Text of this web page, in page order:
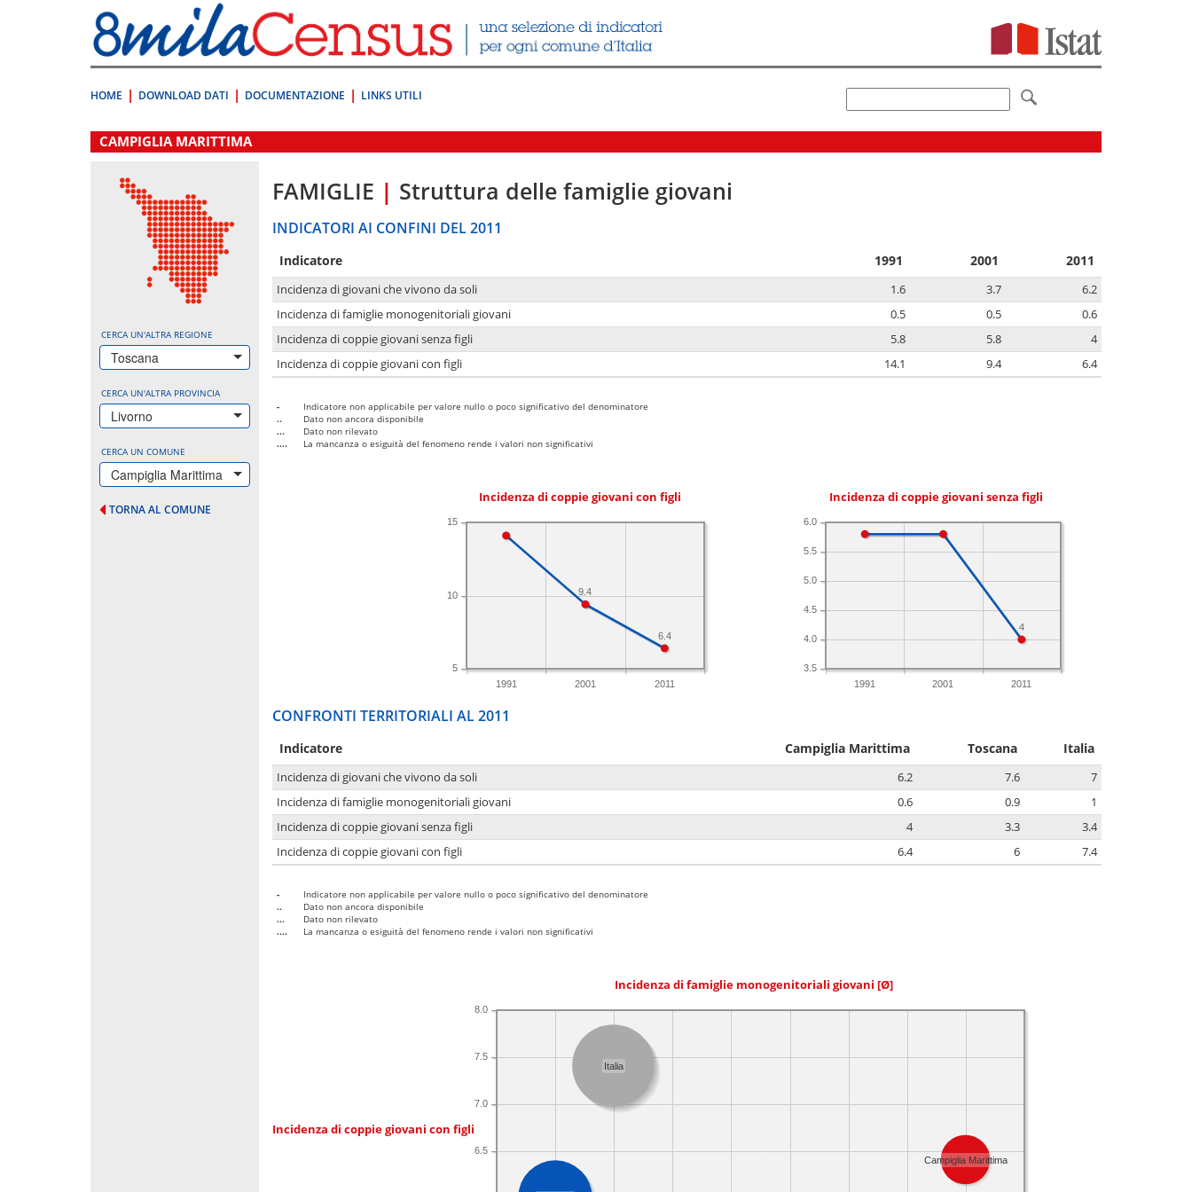
direttamente
a:
Contenuto
HOME DOWNLOAD DATI DOCUMENTAZIONE LINKS UTILI
.
CAMPIGLIA MARITTIMA
CERCA UN'ALTRA REGIONE
Toscana
CERCA UN'ALTRA PROVINCIA
Livorno
CERCA UN COMUNE
Campiglia Marittima
TORNA AL COMUNE
FAMIGLIE | Struttura delle famiglie giovani
INDICATORI AI CONFINI DEL 2011
Indicatore 1991 2001 2011
Incidenza di giovani che vivono da soli 1.6 3.7
6.2
Incidenza di famiglie monogenitoriali giovani
0.5 0.5
0.6
Incidenza di coppie giovani senza figli
5.8 5.8
4
Incidenza di coppie giovani con figli
14.1 9.4 6.4
-
Indicatore non applicabile per valore nullo o poco significativo del denominatore
..
Dato non ancora disponibile
...
Dato non rilevato
....
La mancanza o esiguità del fenomeno rende i valori non significativi
Incidenza di coppie giovani con figli
1991 2001 2011
5
10
15
6.4
9.4
Incidenza di coppie giovani senza figli
1991 2001 2011
3.5
4.0
4.5
5.0
5.5
6.0
4
CONFRONTI TERRITORIALI AL 2011
Indicatore Campiglia Marittima Toscana Italia
Incidenza di giovani che vivono da soli 6.2 7.6
7
Incidenza di famiglie monogenitoriali giovani
0.6 0.9
1
Incidenza di coppie giovani senza figli
4 3.3
3.4
Incidenza di coppie giovani con figli
6.4 6 7.4
-
Indicatore non applicabile per valore nullo o poco significativo del denominatore
..
Dato non ancora disponibile
...
Dato non rilevato
....
La mancanza o esiguità del fenomeno rende i valori non significativi
Incidenza di famiglie monogenitoriali giovani [Ø]
Incidenza di coppie giovani con figli
6.5
7.0
7.5
8.0
Italia
Campiglia Marittima